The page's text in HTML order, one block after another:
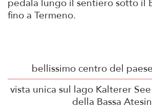
pedala lungo il sentiero sotto il
fino a Termeno.
bellissimo centro del
vista unica sul lago Kalterer
della Bassa